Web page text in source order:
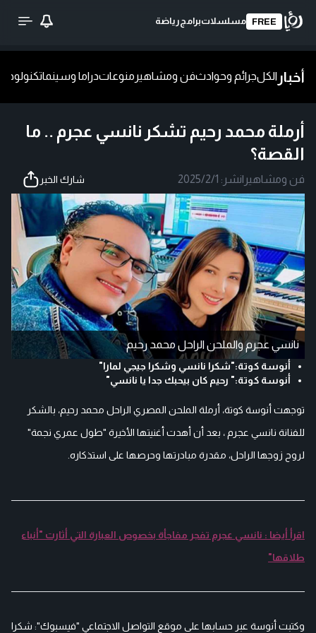
FREE مسلسلاتبرامج رياضة
أخبار الكلجرائم وحوادثفن ومشاهير منوعاتدراما وسينماتكنولوجيا
أرملة محمد رحيم تشكر نانسي عجرم .. ما
القصة؟
فن ومشاهير |نشر: 2025/2/1 شارك الخبر
نانسي عجرم والملحن الراحل محمد رحيم
أنوسة كوتة:"شكرا نانسي وشكرا جيجي لمارا"
أنوسة كوتة:" رحيم كان بيحبك جدا يا نانسي"
توجهت أنوسة كوتة، أرملة الملحن المصري الراحل محمد رحيم، بالشكر
للفنانة نانسي عجرم ، بعد أن أهدت أغنيتها الأخيرة "طول عمري نجمة"
لروح زوجها الراحل، مقدرة مبادرتها وحرصها على استذكاره.
اقرأ أيضا : نانسي عجرم تفجر مفاجأة بخصوص العبارة التي أثارت "أنباء
طلاقها"
وكتبت أنوسة عبر حسابها على موقع التواصل الاجتماعي "فيسبوك": شكرا